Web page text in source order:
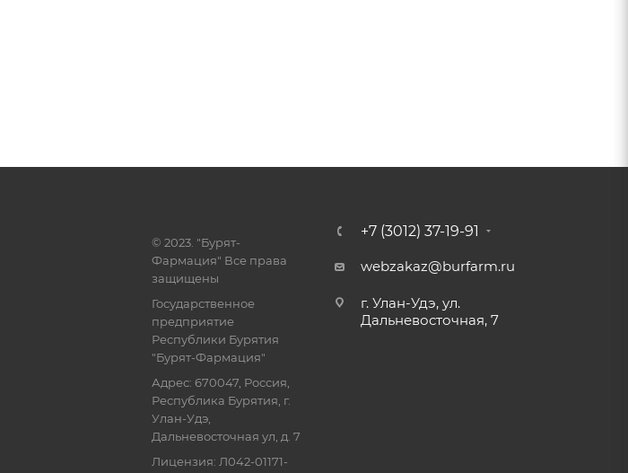
© 2023. "Бурят-
Фармация" Все права
защищены
Государственное
предприятие
Республики Бурятия
"Бурят-Фармация"
Адрес: 670047, Россия,
Республика Бурятия, г.
Улан-Удэ,
Дальневосточная ул, д. 7
Лицензия: Л042-01171-
+7 (3012) 37-19-91
webzakaz@burfarm.ru
г. Улан-Удэ, ул.
Дальневосточная, 7